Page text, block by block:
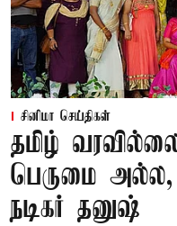
சினிமா செய்திகள்
தமிழ்
பெருமை
நடிகர் தனுஷ்